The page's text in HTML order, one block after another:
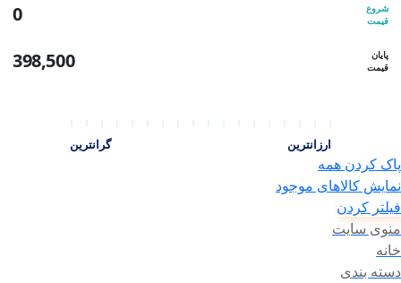
شروع
قیمت
0
پایان
قیمت
398,500
ارزانترین گرانترین
پاک کردن همه
نمایش کالاهای موجود
فیلتر کردن
منوی سایت
خانه
دسته بندی